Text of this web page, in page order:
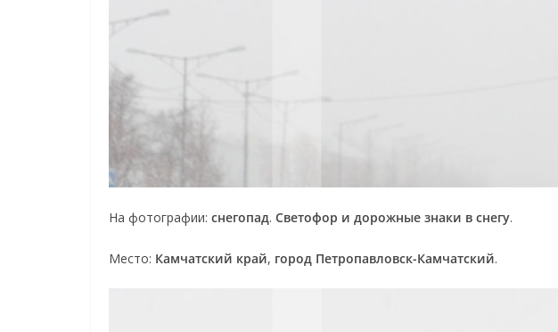
На фотографии: снегопад. Светофор и дорожные знаки в снегу.
Место: Камчатский край, город Петропавловск-Камчатский.